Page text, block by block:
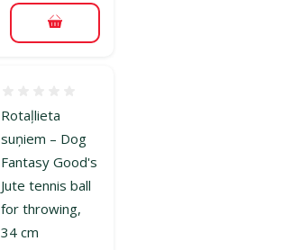
Pievienot grozam
Rotaļlieta
suņiem – Dog
Fantasy Good's
Jute tennis ball
for throwing,
34 cm